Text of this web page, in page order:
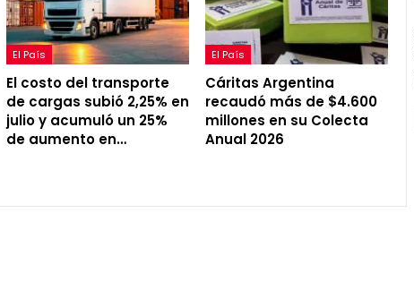
El País
El costo del transporte
de cargas subió 2,25% en
julio y acumuló un 25%
de aumento en…
El País
Cáritas Argentina
recaudó más de $4.600
millones en su Colecta
Anual 2026